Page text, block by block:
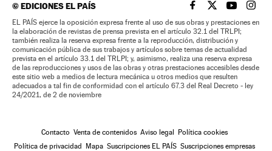
©EDICIONES EL PAÍS EL PAÍS BRASIL EN
EL PAÍSEL PAÍS
EL
EL PAÍS ejerce la oposición expresa frente al uso de sus obras y prestaciones en
la elaboración de revistas de prensa prevista en el artículo 32.1 del TRLPI;
también realiza la reserva expresa frente a la reproducción, distribución y
comunicación pública de sus trabajos y artículos sobre temas de actualidad
prevista en el artículo 33.1 del TRLPI; y, asimismo, realiza una reserva expresa
de las reproducciones y usos de las obras y otras prestaciones accesibles desde
este sitio web a medios de lectura mecánica u otros medios que resulten
adecuados a tal fin de conformidad con el artículo 67.3 del Real Decreto - ley
24/2021, de 2 de noviembre
Contacto Venta de contenidos Aviso legal
Política cookies
Política de privacidad
Mapa Suscripciones EL PAÍS Suscripciones empresas